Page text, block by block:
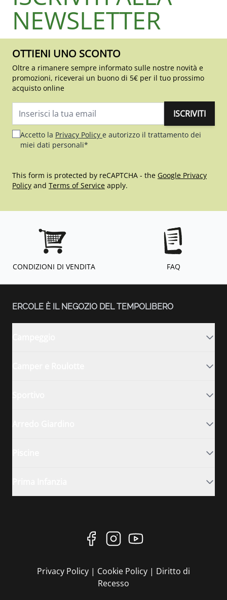
NEWSLETTER
OTTIENI UNO SCONTO
Oltre a rimanere sempre informato sulle nostre novità e
promozioni, riceverai un buono di 5€ per il tuo prossimo
acquisto online
ISCRIVITI
Accetto la Privacy Policy e autorizzo il trattamento dei
miei dati personali*
This form is protected by reCAPTCHA - the Google Privacy
Policy and Terms of Service apply.
CONDIZIONI DI VENDITA FAQ
ERCOLE È IL NEGOZIO DEL TEMPOLIBERO
Privacy Policy | Cookie Policy | Diritto di
Recesso